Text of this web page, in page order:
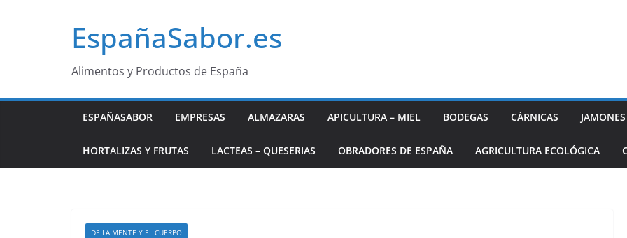
EspañaSabor.es
Alimentos y Productos de España
ESPAÑASABOR EMPRESAS ALMAZARAS APICULTURA – MIEL BODEGAS CÁRNICAS
HORTALIZAS Y FRUTAS LACTEAS – QUESERIAS OBRADORES DE ESPAÑA AGRICULTURA ECOLÓGICA
DE LA MENTE Y EL CUERPO